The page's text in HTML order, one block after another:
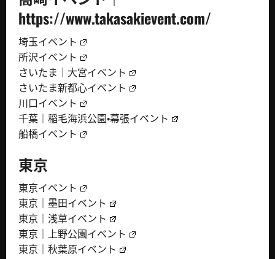
https://www.takasakievent.com/
埼玉イベント
所沢イベント
さいたま｜大宮イベント
さいたま新都心イベント
川口イベント
千葉｜稲毛海浜公園・幕張イベント
船橋イベント
東京
東京イベント
東京｜墨田イベント
東京｜浅草イベント
東京｜上野公園イベント
東京｜秋葉原イベント